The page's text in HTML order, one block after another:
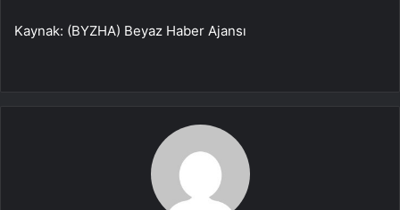
Kaynak: (BYZHA) Beyaz Haber Ajansı